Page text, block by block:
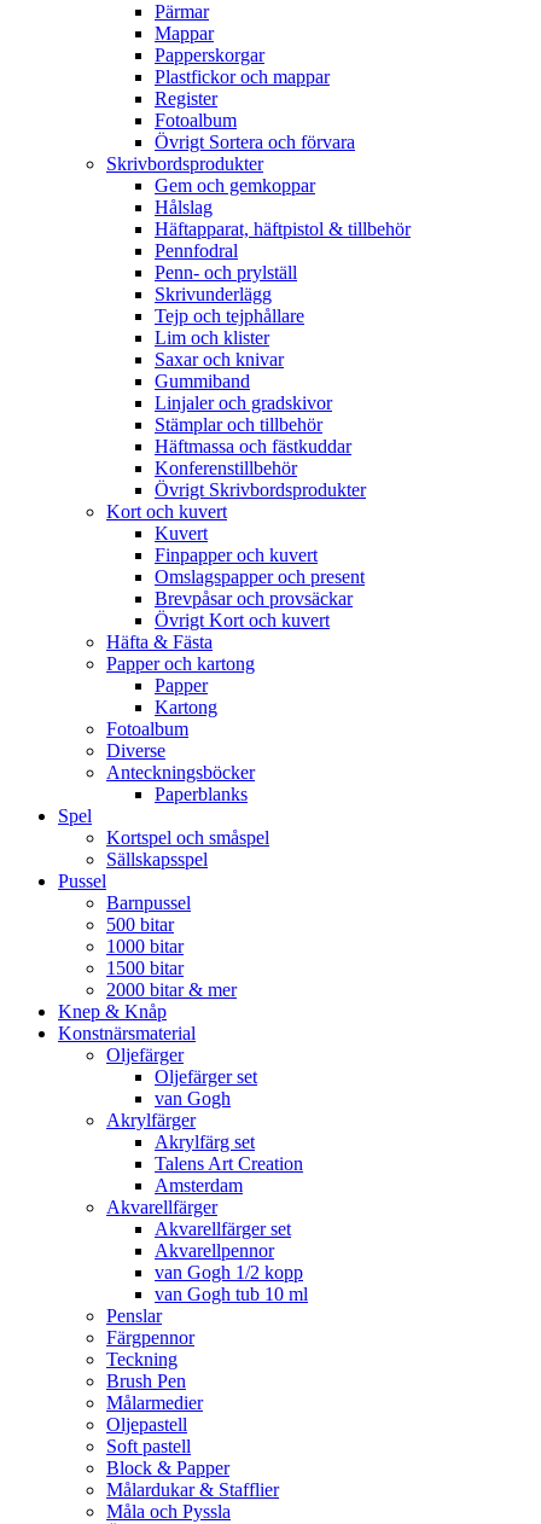
Pärmar
Mappar
Papperskorgar
Plastfickor och mappar
Register
Fotoalbum
Övrigt Sortera och förvara
Skrivbordsprodukter
Gem och gemkoppar
Hålslag
Häftapparat, häftpistol & tillbehör
Pennfodral
Penn- och prylställ
Skrivunderlägg
Tejp och tejphållare
Lim och klister
Saxar och knivar
Gummiband
Linjaler och gradskivor
Stämplar och tillbehör
Häftmassa och fästkuddar
Konferenstillbehör
Övrigt Skrivbordsprodukter
Kort och kuvert
Kuvert
Finpapper och kuvert
Omslagspapper och present
Brevpåsar och provsäckar
Övrigt Kort och kuvert
Häfta & Fästa
Papper och kartong
Papper
Kartong
Fotoalbum
Diverse
Anteckningsböcker
Paperblanks
Spel
Kortspel och småspel
Sällskapsspel
Pussel
Barnpussel
500 bitar
1000 bitar
1500 bitar
2000 bitar & mer
Knep & Knåp
Konstnärsmaterial
Oljefärger
Oljefärger set
van Gogh
Akrylfärger
Akrylfärg set
Talens Art Creation
Amsterdam
Akvarellfärger
Akvarellfärger set
Akvarellpennor
van Gogh 1/2 kopp
van Gogh tub 10 ml
Penslar
Färgpennor
Teckning
Brush Pen
Målarmedier
Oljepastell
Soft pastell
Block & Papper
Målardukar & Stafflier
Måla och Pyssla